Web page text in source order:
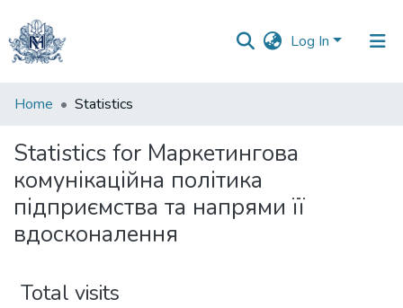
Log In
Communities
Collections
All of DSpace
Home Statistics
Statistics for Маркетингова
комунікаційна політика
підприємства та напрями її
вдосконалення
Total visits